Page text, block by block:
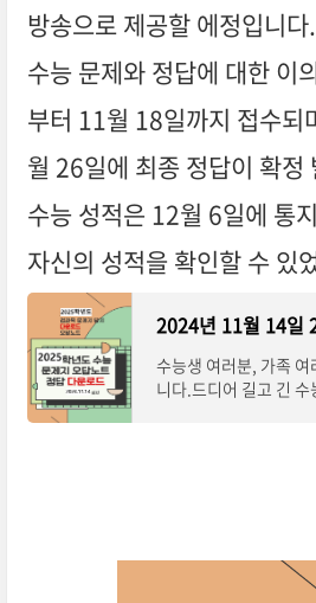
방송으로 제공할 에정입니다.
수능 문제와 정답에 대한 이
부터 11월 18일까지 접수되
월 26일에 최종 정답이 확정
수능 성적은 12월 6일에 통
자신의 성적을 확인할 수 있
수능생 여러분, 가족
니다.드디어 길고 긴